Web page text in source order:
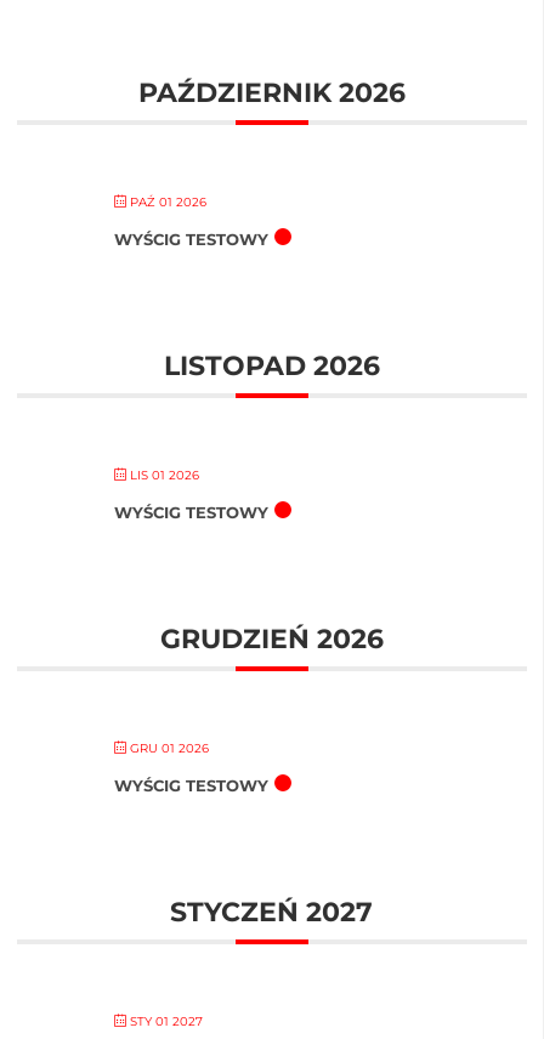
PAŹDZIERNIK 2026
PAŹ 01 2026
WYŚCIG TESTOWY
LISTOPAD 2026
LIS 01 2026
WYŚCIG TESTOWY
GRUDZIEŃ 2026
GRU 01 2026
WYŚCIG TESTOWY
STYCZEŃ 2027
STY 01 2027